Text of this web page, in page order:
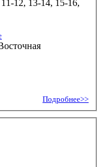
12, 13-14, 15-16,
Подробнее>>